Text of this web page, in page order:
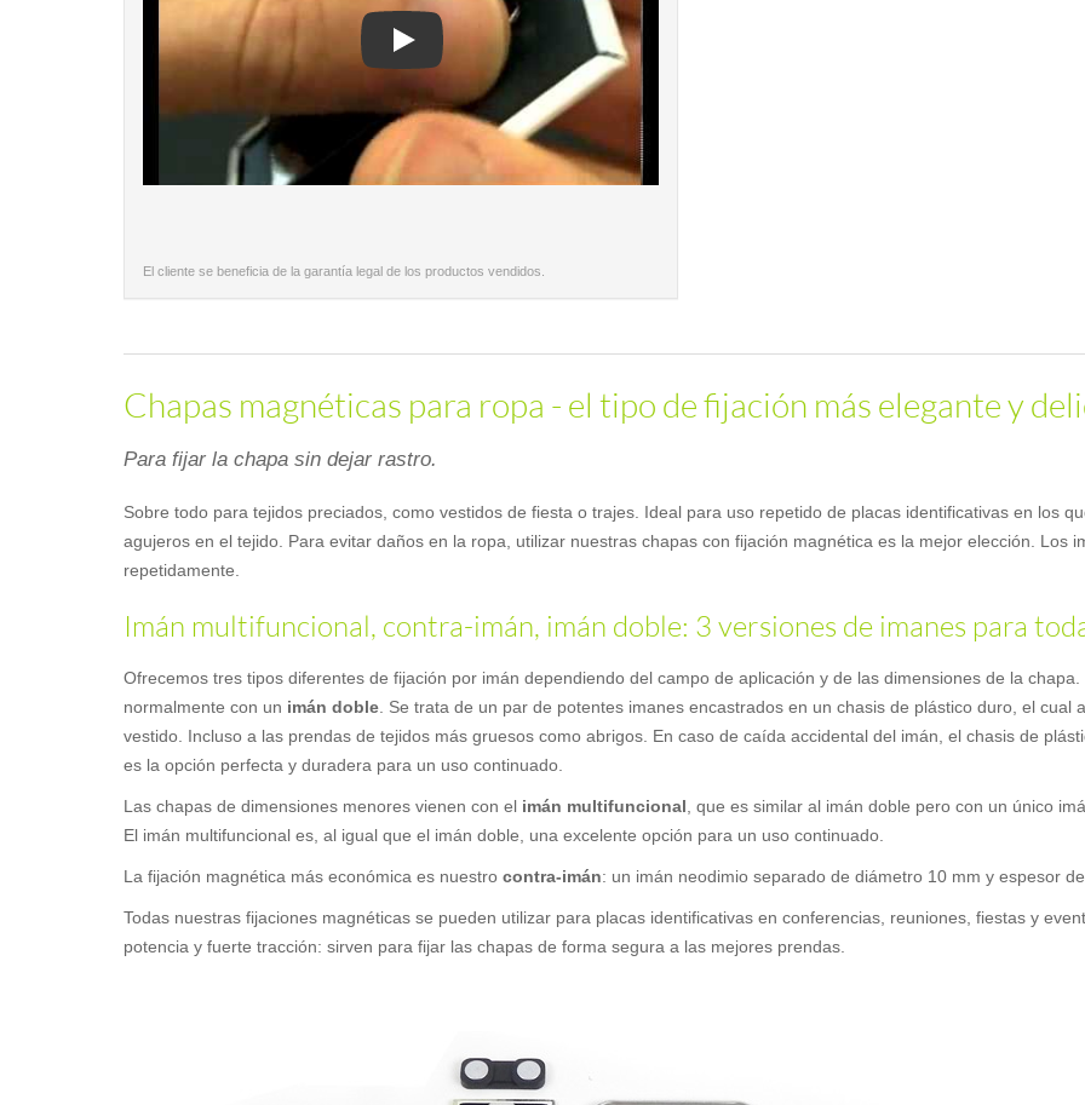
El cliente se beneficia de la garantía legal de los productos vendidos.
Chapas magnéticas para ropa - el tipo de fijación más elegante y
Para fijar la chapa sin dejar rastro.
Sobre todo para tejidos preciados, como vestidos de fiesta o trajes. Ideal para uso repetido de placas identificativas en los
agujeros en el tejido. Para evitar daños en la ropa, utilizar nuestras chapas con fijación magnética es la mejor elección. Los
repetidamente.
Imán multifuncional, contra-imán, imán doble: 3 versiones de imanes para
Ofrecemos tres tipos diferentes de fijación por imán dependiendo del campo de aplicación y de las dimensiones de la
normalmente con un imán doble. Se trata de un par de potentes imanes encastrados en un chasis de plástico duro, el
vestido. Incluso a las prendas de tejidos más gruesos como abrigos. En caso de caída accidental del imán, el chasis de
es la opción perfecta y duradera para un uso continuado.
Las chapas de dimensiones menores vienen con el imán multifuncional, que es similar al imán doble pero con un único
El imán multifuncional es, al igual que el imán doble, una excelente opción para un uso continuado.
La fijación magnética más económica es nuestro contra-imán: un imán neodimio separado de diámetro 10 mm y espesor
Todas nuestras fijaciones magnéticas se pueden utilizar para placas identificativas en conferencias, reuniones, fiestas y
potencia y fuerte tracción: sirven para fijar las chapas de forma segura a las mejores prendas.